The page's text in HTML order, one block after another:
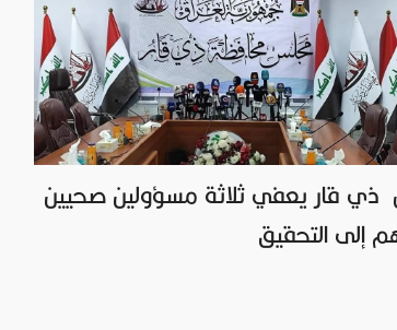
قار يعفي ثلاثة مسؤولين صحيين
إلى التحقيق